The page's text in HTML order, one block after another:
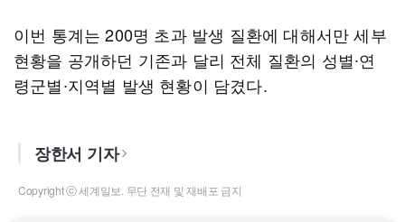
이번 통계는 200명 초과 발생 질환에 대해서만 세부
현황을 공개하던 기존과 달리 전체 질환의 성별∙연
령군별∙지역별 발생 현황이 담겼다.
장한서 기자
Copyright ⓒ 세계일보. 무단 전재 및 재배포 금지